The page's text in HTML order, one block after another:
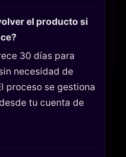
el producto si
30 días para
necesidad de
proceso se gestiona
tu cuenta de